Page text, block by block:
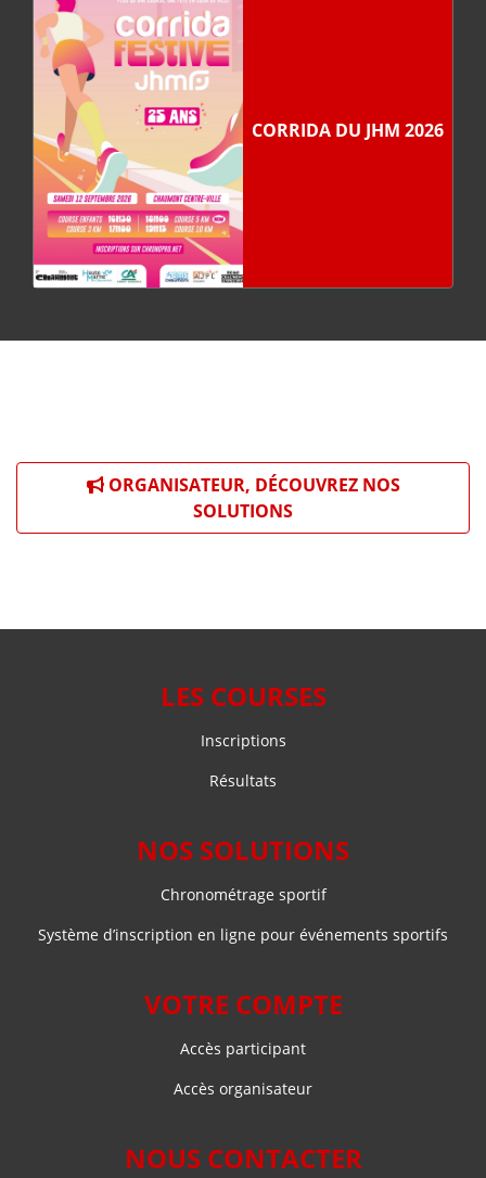
CORRIDA DU JHM 2026
ORGANISATEUR, DÉCOUVREZ NOS
SOLUTIONS
LES COURSES
Inscriptions
Résultats
NOS SOLUTIONS
Chronométrage sportif
Système d’inscription en ligne pour événements sportifs
VOTRE COMPTE
Accès participant
Accès organisateur
NOUS CONTACTER